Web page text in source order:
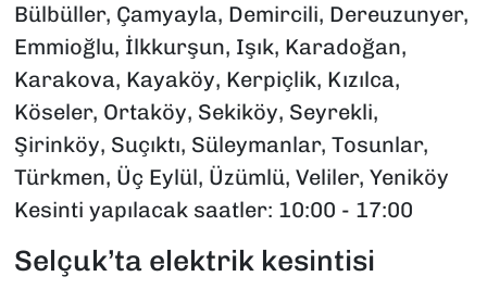
Bülbüller, Çamyayla, Demircili, Dereuzunyer,
Emmioğlu, İlkkurşun, Işık, Karadoğan,
Karakova, Kayaköy, Kerpiçlik, Kızılca,
Köseler, Ortaköy, Sekiköy, Seyrekli,
Şirinköy, Suçıktı, Süleymanlar, Tosunlar,
Türkmen, Üç Eylül, Üzümlü, Veliler, Yeniköy
Kesinti yapılacak saatler: 10:00 - 17:00
Selçuk’ta elektrik kesintisi